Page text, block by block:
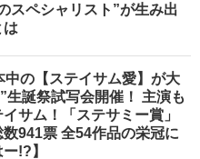
スペシャリスト”が生み出
は
中の【ステイサム愛】が大
生誕祭試写会開催！ 主演も
サム！「ステサミー賞」
941票 全54作品の栄冠に
!?】